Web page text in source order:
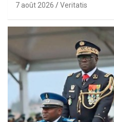
7 août 2026 Veritatis